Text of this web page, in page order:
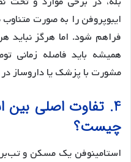
ایبوپروفن را به صورت
فراهم شود. اما هرگز نباید
همیشه باید فاصله زمانی
مشورت با پزشک یا داروساز
4. تفاوت اصلی بین
چیست؟
استامینوفن یک مسکن و